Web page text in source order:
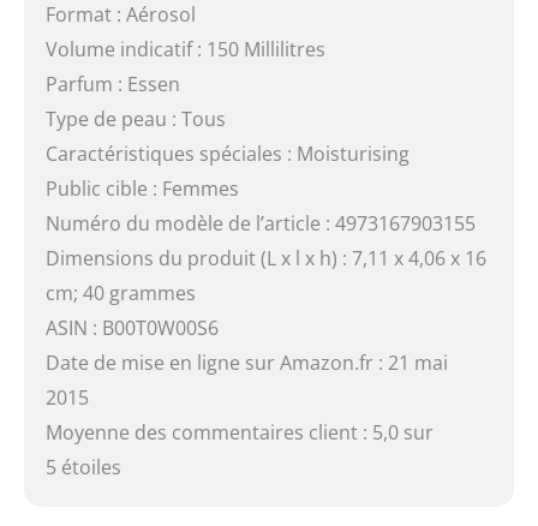
Format : Aérosol
Volume indicatif : 150 Millilitres
Parfum : Essen
Type de peau : Tous
Caractéristiques spéciales : Moisturising
Public cible : Femmes
Numéro du modèle de l’article : 4973167903155
Dimensions du produit (L x l x h) : 7,11 x 4,06 x 16
cm; 40 grammes
ASIN : B00T0W00S6
Date de mise en ligne sur Amazon.fr : 21 mai
2015
Moyenne des commentaires client : 5,0 sur
5 étoiles